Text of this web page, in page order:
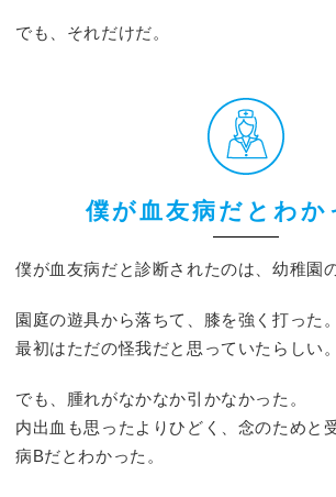
でも、それだけだ。
僕が血友病だとわか
僕が血友病だと診断されたのは、幼稚園
園庭の遊具から落ちて、膝を強く打った。
最初はただの怪我だと思っていたらしい。
でも、腫れがなかなか引かなかった。
内出血も思ったよりひどく、念のためと
病Bだとわかった。